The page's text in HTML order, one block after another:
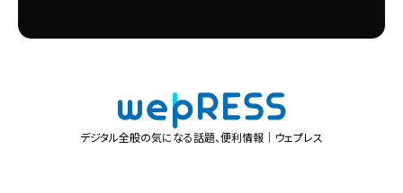
デジタル全般の気になる話題、便利情報｜ウェプレス